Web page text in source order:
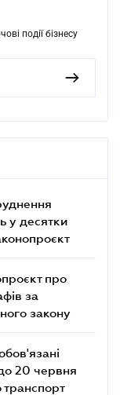
події бізнесу
у десятки
про
за
закону
20 червня